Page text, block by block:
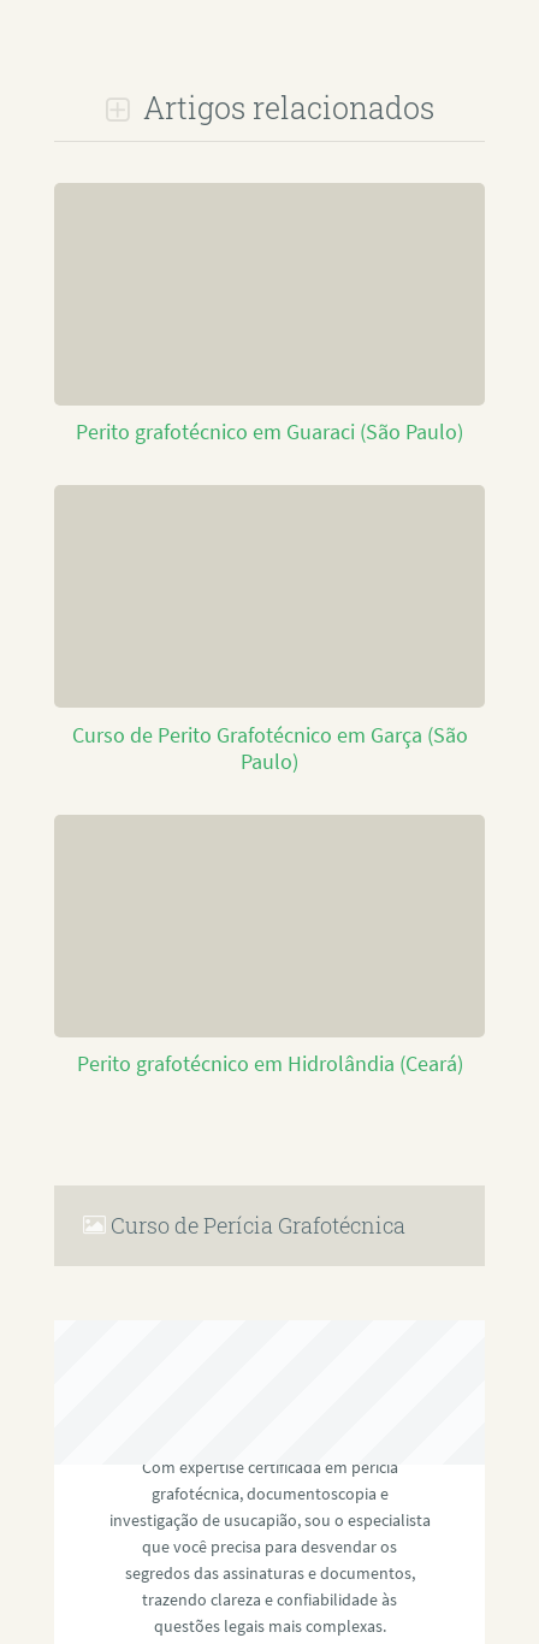
Artigos relacionados
Perito grafotécnico em Guaraci (São Paulo)
Curso de Perito Grafotécnico em Garça (São
Paulo)
Perito grafotécnico em Hidrolândia (Ceará)
Curso de Perícia Grafotécnica
Com expertise certificada em perícia
grafotécnica, documentoscopia e
investigação de usucapião, sou o especialista
que você precisa para desvendar os
segredos das assinaturas e documentos,
trazendo clareza e confiabilidade às
questões legais mais complexas.